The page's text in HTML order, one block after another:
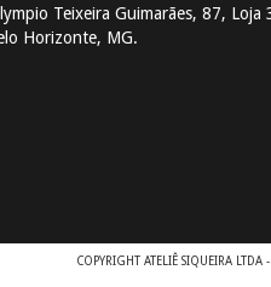
Teixeira Guimarães, 87, Loja
Horizonte, MG.
COPYRIGHT ATELIÊ SIQUEIRA